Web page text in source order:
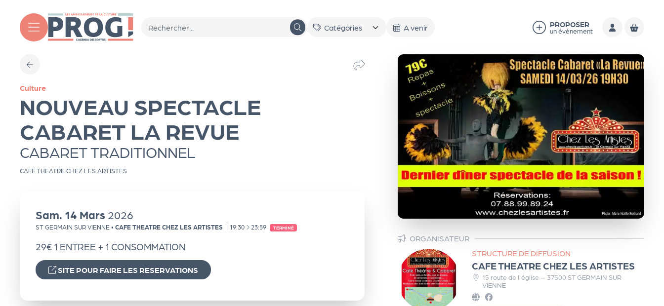
A venir PROPOSER
un évènement
Culture
NOUVEAU SPECTACLE
CABARET LA REVUE
CABARET TRADITIONNEL
CAFE THEATRE CHEZ LES ARTISTES
Sam. 14 Mars 2026
ST GERMAIN SUR VIENNE • CAFE THEATRE CHEZ LES ARTISTES | 19:30 À
23:59 TERMINÉ
29€ 1 ENTREE + 1 CONSOMMATION
SITE POUR FAIRE LES RESERVATIONS
ORGANISATEUR
STRUCTURE DE DIFFUSION
CAFE THEATRE CHEZ LES ARTISTES
15 route de l'église — 37500 ST GERMAIN SUR
VIENNE
o
ut
l'
g
e
n
d